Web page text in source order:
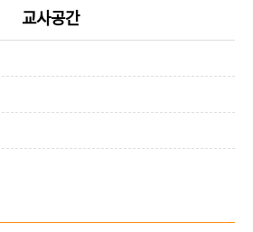
교사공간